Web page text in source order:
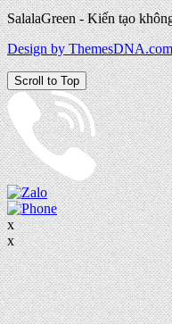
SalalaGreen - Kiến tạo
Design by ThemesDNA.com
Scroll to Top
x
x